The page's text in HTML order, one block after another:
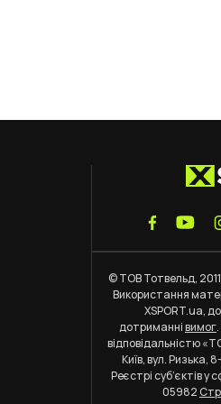
© ТОВ Тотвельд,
Використання
XSPORT.ua,
дотриманнівимог
відповідальністю
Київ, вул. Ризька,
Реєстрі суб’єктів
05982